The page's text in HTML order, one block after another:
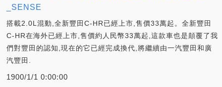
_SENSE
搭載2.0L混動,全新豐田C-HR已經上市,售價33萬起。全新豐田
C-HR在海外已經上市,售價約人民幣33萬起,這款車也是顛覆了我
們對豐田的認知,現在的它已經完成換代,將繼續由一汽豐田和廣
汽豐田.
1900/1/1 0:00:00